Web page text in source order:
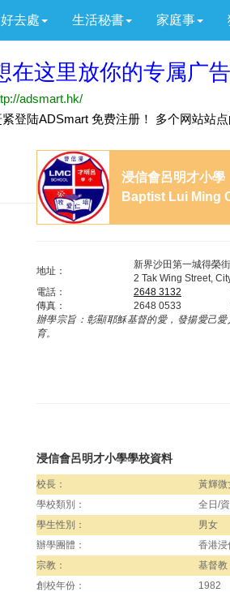
好去處 生活秘書 家庭事
浸信會呂明才小學
Baptist Lui Ming
地址：
新界沙田第一城得榮
2 Tak Wing Street,
電話：
2648 3132
傳真：
2648 0533
辦學宗旨：彰顯耶穌基督的愛，發揚愛己
育。
浸信會呂明才小學學校資料
校長：
黃輝微
學校類別：
全日/
學生性別：
男女
辦學團體：
香港浸
宗教：
基督教
創校年份：
1982